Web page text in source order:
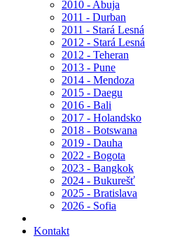
2010 - Abuja
2011 - Durban
2011 - Stará Lesná
2012 - Stará Lesná
2012 - Teheran
2013 - Pune
2014 - Mendoza
2015 - Daegu
2016 - Bali
2017 - Holandsko
2018 - Botswana
2019 - Dauha
2022 - Bogota
2023 - Bangkok
2024 - Bukurešť
2025 - Bratislava
2026 - Sofia
Kontakt